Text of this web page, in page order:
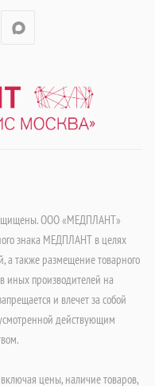
ООО «МЕДПЛАНТ»
знака МЕДПЛАНТ в целях
а также размещение товарного
иных производителей на
и влечет за собой
действующим
цены, наличие товаров,